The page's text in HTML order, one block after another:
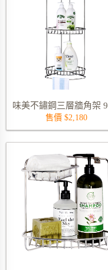
售價 $2,180